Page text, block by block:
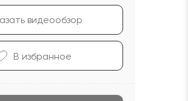
видеообзор
В избранноe